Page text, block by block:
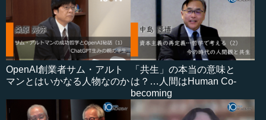
OpenAI創業者サム・アルト
マンとはいかなる人物なのか
「共生」の本当の意味と
は？…人間はHuman Co-
becoming